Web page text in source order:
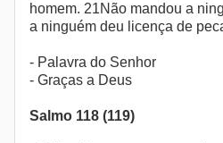
homem. 21Não mandou a
a ninguém deu licença de
- Palavra do Senhor
- Graças a Deus
Salmo 118 (119)